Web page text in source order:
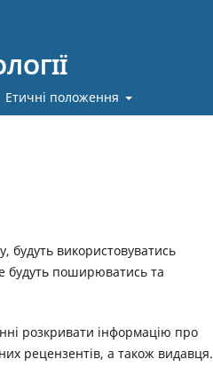
Етичні положення
будуть використовуватись
будуть поширюватись та
розкривати інформацію про
рецензентів, а також видавця.